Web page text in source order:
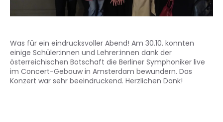
Was für ein eindrucksvoller Abend! Am 30.10. konnten
einige Schüler:innen und Lehrer:innen dank der
österreichischen Botschaft die Berliner Symphoniker live
im Concert-Gebouw in Amsterdam bewundern. Das
Konzert war sehr beeindruckend. Herzlichen Dank!